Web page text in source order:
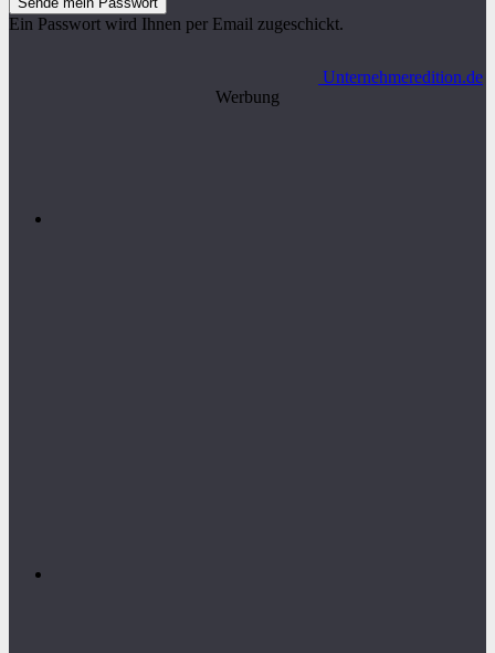
Ein Passwort wird Ihnen per Email zugeschickt.
Unternehmeredition.de
Werbung